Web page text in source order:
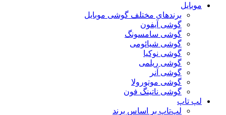
موبایل
برندهای مختلف گوشی موبایل
گوشی آیفون
گوشی سامسونگ
گوشی شیائومی
گوشی نوکیا
گوشی ریلمی
گوشی آنر
گوشی موتورولا
گوشی ناتینگ فون
لپ تاپ
لپ‌تاپ بر اساس برند